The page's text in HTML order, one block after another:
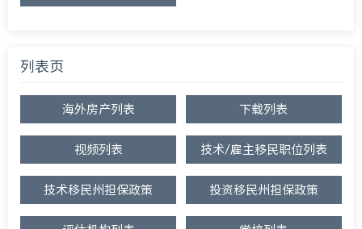
列表页
海外房产列表 下载列表
视频列表 技术/雇主移民职位列表
技术移民州担保政策 投资移民州担保政策